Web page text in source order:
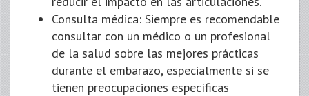
Consulta médica: Siempre es recomendable
consultar con un médico o un profesional
de la salud sobre las mejores prácticas
durante el embarazo, especialmente si se
tienen preocupaciones específicas